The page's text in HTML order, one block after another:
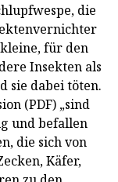
die
für den
Insekten als
sie dabei töten.
(PDF) „sind
und befallen
die sich von
Käfer,